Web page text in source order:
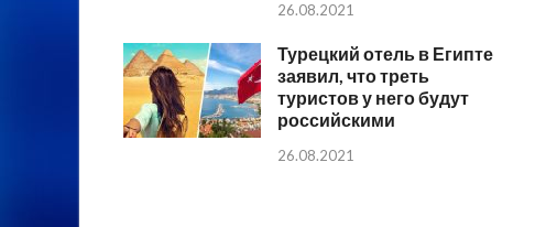
26.08.2021
Турецкий отель в Египте
заявил, что треть
туристов у него будут
российскими
26.08.2021